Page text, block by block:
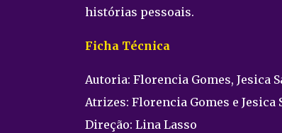
histórias pessoais.
Ficha Técnica
Autoria: Florencia Gomes, Jesica
Atrizes: Florencia Gomes e Jesica
Direção: Lina Lasso